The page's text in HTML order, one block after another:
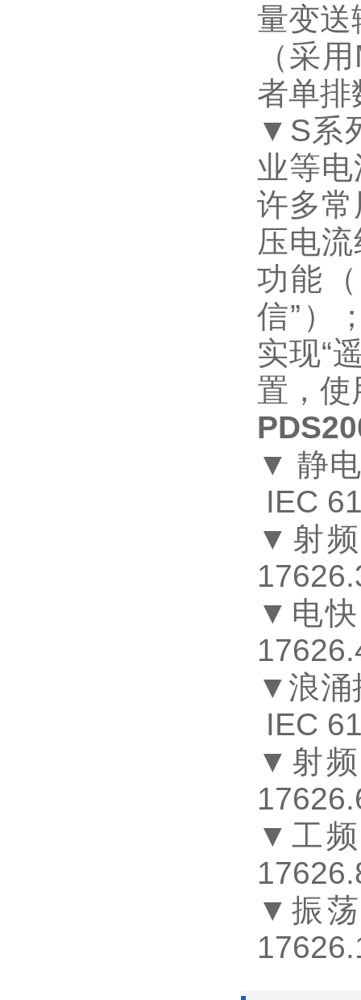
量变送
（采
者单
▼S系
业等
许多
压电
功能
信”）
实现“
置，使
▼ 静
IEC
▼射
▼电
▼浪
IEC
▼
▼工
▼